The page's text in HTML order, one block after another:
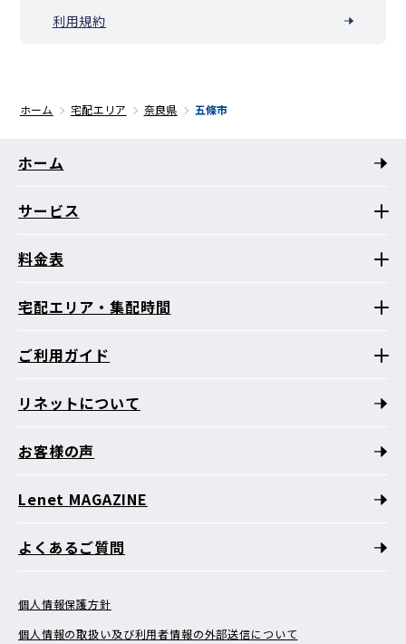
利用規約
ホーム 宅配エリア 奈良県 五條市
ホーム
サービス
料金表
宅配エリア・集配時間
ご利用ガイド
リネットについて
お客様の声
Lenet MAGAZINE
よくあるご質問
個人情報保護方針
個人情報の取扱い及び利用者情報の外部送信について